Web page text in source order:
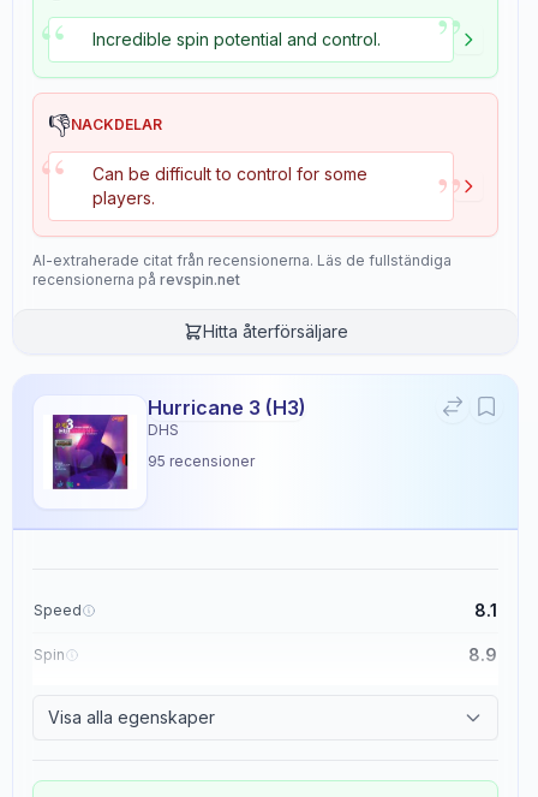
“ Incredible spin potential and control. ”
👎NACKDELAR
“
Can be difficult to control for some
players.
”
AI-extraherade citat från recensionerna. Läs de fullständiga
recensionerna på revspin.net
Hitta återförsäljare
Hurricane 3 (H3)
DHS
95 recensioner
Speed 8.1
Spin 8.9
Visa alla egenskaper
Stiga Rubber
×
designed for advanced players with an offensive playing style.